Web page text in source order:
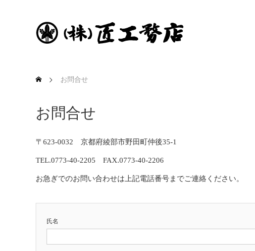
お問合せ
お問合せ
〒623-0032 京都府綾部市野田町仲後35-1
TEL.0773-40-2205 FAX.0773-40-2206
お急ぎでのお問い合わせは上記電話番号までご連絡ください。
氏名